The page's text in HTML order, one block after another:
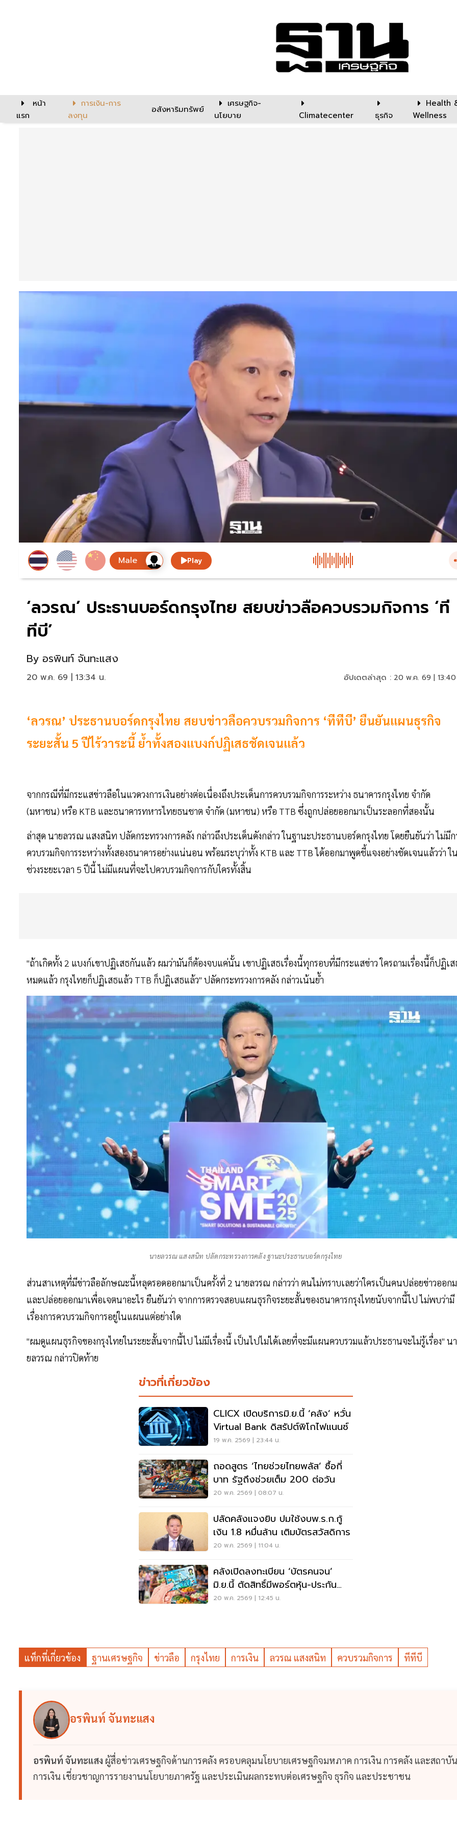
หน้า
แรก
การเงิน-การ
ลงทุน
อสังหาริมทรัพย์
เศรษฐกิจ-
นโยบาย
Climatecenter ธุรกิจ
Health
Wellness
Play
‘ลวรณ’ ประธานบอร์ดกรุงไทย สยบข่าวลือควบรวมกิจการ ‘ที
ทีบี’
By อรพินท์ จันทะแสง
20 พ.ค. 69 | 13:34 น. อัปเดตล่าสุด : 20 พ.ค. 69 |
‘ลวรณ’ ประธานบอร์ดกรุงไทย สยบข่าวลือควบรวมกิจการ ‘ทีทีบี’ ยืนยันแผนธุรกิจ
ระยะสั้น 5 ปีไร้วาระนี้ ย้ำทั้งสองแบงก์ปฏิเสธชัดเจนแล้ว
จากกรณีที่มีกระแสข่าวลือในแวดวงการเงินอย่างต่อเนื่องถึงประเด็นการควบรวมกิจการระหว่าง ธนาคารกรุงไทย จำกัด
(มหาชน) หรือ KTB และธนาคารทหารไทยธนชาต จำกัด (มหาชน) หรือ TTB ซึ่งถูกปล่อยออกมาเป็นระลอกที่สองนั้น
ล่าสุด นายลวรณ แสงสนิท ปลัดกระทรวงการคลัง กล่าวถึงประเด็นดังกล่าว ในฐานะประธานบอร์ดกรุงไทย โดยยืนยันว่า ไม่มีก
ควบรวมกิจการระหว่างทั้งสองธนาคารอย่างแน่นอน พร้อมระบุว่าทั้ง KTB และ TTB ได้ออกมาพูดชี้แจงอย่างชัดเจนแล้วว่า ใ
ช่วงระยะเวลา 5 ปีนี้ ไม่มีแผนที่จะไปควบรวมกิจการกับใครทั้งสิ้น
"ถ้าเกิดทั้ง 2 แบงก์เขาปฏิเสธกันแล้ว ผมว่ามันก็ต้องจบแค่นั้น เขาปฏิเสธเรื่องนี้ทุกรอบที่มีกระแสข่าว ใครถามเรื่องนี้ก็ปฏิเ
หมดแล้ว กรุงไทยก็ปฏิเสธแล้ว TTB ก็ปฏิเสธแล้ว" ปลัดกระทรวงการคลัง กล่าวเน้นย้ำ
นายลวรณ แสงสนิท ปลัดกระทรวงการคลัง ฐานะประธานบอร์ดกรุงไทย
ส่วนสาเหตุที่มีข่าวลือลักษณะนี้หลุดรอดออกมาเป็นครั้งที่ 2 นายลวรณ กล่าวว่า ตนไม่ทราบเลยว่าใครเป็นคนปล่อยข่าวออก
และปล่อยออกมาเพื่อเจตนาอะไร ยืนยันว่า จากการตรวจสอบแผนธุรกิจระยะสั้นของธนาคารกรุงไทยนับจากนี้ไป ไม่พบว่ามี
เรื่องการควบรวมกิจการอยู่ในแผนแต่อย่างใด
"ผมดูแผนธุรกิจของกรุงไทยในระยะสั้นจากนี้ไป ไม่มีเรื่องนี้ เป็นไปไม่ได้เลยที่จะมีแผนควบรวมแล้วประธานจะไม่รู้เรื่อง" นา
ยลวรณ กล่าวปิดท้าย
ข่าวที่เกี่ยวข้อง
CLICX เปิดบริการมิ.ย.นี้ ‘คลัง’ หวั่น
Virtual Bank ดิสรัปต์พิโกไฟแนนซ์
19 พ.ค. 2569 | 23:44 น.
ถอดสูตร ‘ไทยช่วยไทยพลัส’ ซื้อกี่
บาท รัฐถึงช่วยเต็ม 200 ต่อวัน
20 พ.ค. 2569 | 08:07 น.
ปลัดคลังแจงยิบ ปมใช้งบพ.ร.ก.กู้
เงิน 1.8 หมื่นล้าน เติมบัตรสวัสดิการ
20 พ.ค. 2569 | 11:04 น.
คลังเปิดลงทะเบียน ‘บัตรคนจน’
มิ.ย.นี้ ตัดสิทธิ์มีพอร์ตหุ้น-ประกัน
หลักล้าน
20 พ.ค. 2569 | 12:45 น.
แท็กที่เกี่ยวข้อง ฐานเศรษฐกิจ ข่าวลือ กรุงไทย การเงิน ลวรณ แสงสนิท ควบรวมกิจการ ทีทีบี
อรพินท์ จันทะแสง
อรพินท์ จันทะแสง ผู้สื่อข่าวเศรษฐกิจด้านการคลัง ครอบคลุมนโยบายเศรษฐกิจมหภาค การเงิน การคลัง และสถาบัน
การเงิน เชี่ยวชาญการรายงานนโยบายภาครัฐ และประเมินผลกระทบต่อเศรษฐกิจ ธุรกิจ และประชาชน